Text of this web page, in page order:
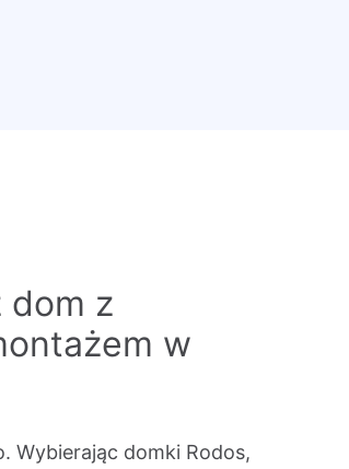
dom z
w
Wybierając domki Rodos,